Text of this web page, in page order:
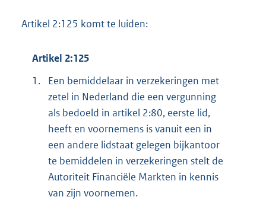
Artikel 2:125 komt te luiden:
Artikel 2:125
1.
Een bemiddelaar in verzekeringen met
zetel in Nederland die een vergunning
als bedoeld in artikel 2:80, eerste lid,
heeft en voornemens is vanuit een in
een andere lidstaat gelegen bijkantoor
te bemiddelen in verzekeringen stelt de
Autoriteit Financiële Markten in kennis
van zijn voornemen.